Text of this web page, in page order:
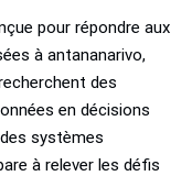
pour répondre aux
à antananarivo,
des
en décisions
systèmes
à relever les défis